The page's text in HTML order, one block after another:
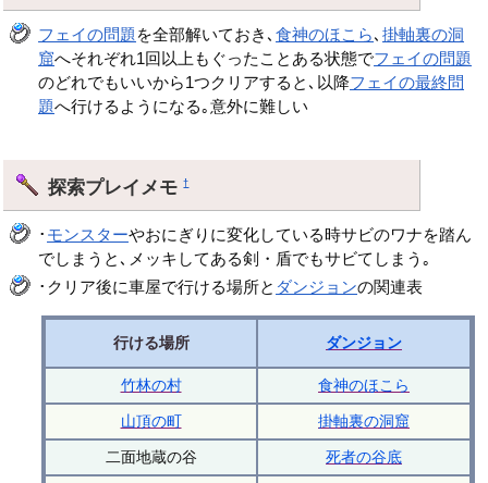
フェイの問題 を全部解いておき､食神のほこら､掛軸裏の洞
窟へそれぞれ1回以上もぐったことある状態でフェイの問題
のどれでもいいから1つクリアすると､以降フェイの最終問
題へ行けるようになる｡意外に難しい
探索プレイメモ†
･ モンスターやおにぎりに変化している時サビのワナを踏ん
でしまうと､メッキしてある剣・盾でもサビてしまう｡
･クリア後に車屋で行ける場所と ダンジョンの関連表
行ける場所 ダンジョン
竹林の村 食神のほこら
山頂の町 掛軸裏の洞窟
二面地蔵の谷 死者の谷底